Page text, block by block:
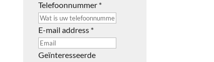
Telefoonnummer *
E-mail address *
Geïnteresseerde